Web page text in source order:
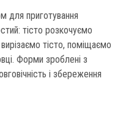
для приготування
тісто розкочуємо
тісто, поміщаємо
Форми зроблені з
і збереження